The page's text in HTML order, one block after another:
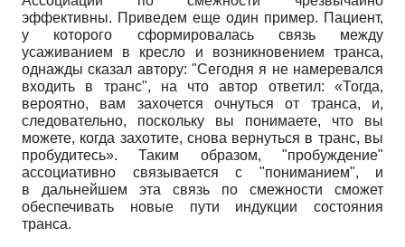
эффективны. Приведем еще один пример. Пациент,
у которого сформировалась связь между
усаживанием в кресло и возникновением транса,
однажды сказал автору: "Сегодня я не намеревался
входить в транс", на что автор ответил: «Тогда,
вероятно, вам захочется очнуться от транса, и,
следовательно, поскольку вы понимаете, что вы
можете, когда захотите, снова вернуться в транс, вы
пробудитесь». Таким образом, "пробуждение"
ассоциативно связывается с "пониманием", и
в дальнейшем эта связь по смежности сможет
обеспечивать новые пути индукции состояния
транса.